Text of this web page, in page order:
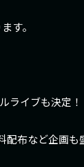
す。
ライブも決定！
布など企画も